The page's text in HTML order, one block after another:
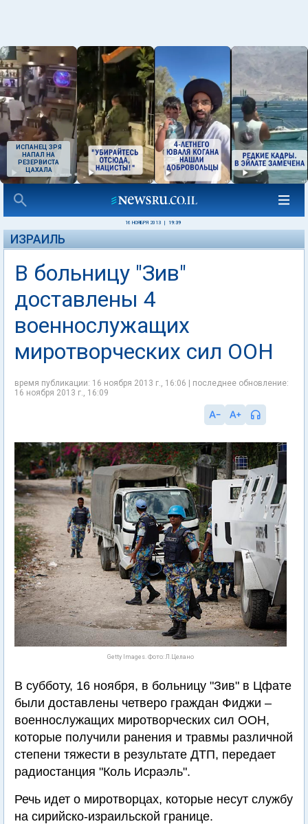
ИСПАНЕЦ ЗРЯ
НАПАЛ НА
РЕЗЕРВИСТА
ЦАХАЛА
16 НОЯБРЯ 2013 19:39
ИЗРАИЛЬ
В больницу "Зив"
доставлены 4
военнослужащих
миротворческих сил ООН
время публикации: 16 ноября 2013 г., 16:06 | последнее обновление:
16 ноября 2013 г., 16:09
Getty Images. Фото: Л.Целано
В субботу, 16 ноября, в больницу "Зив" в Цфате
были доставлены четверо граждан Фиджи –
военнослужащих миротворческих сил ООН,
которые получили ранения и травмы различной
степени тяжести в результате ДТП, передает
радиостанция "Коль Исраэль".
Речь идет о миротворцах, которые несут службу
на сирийско-израильской границе.